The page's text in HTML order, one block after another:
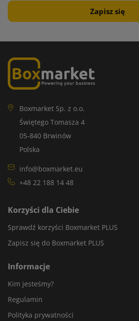
Boxmarket Sp. z o.o.
Świętego Tomasza 4
05-840 Brwinów
Polska
info@boxmarket.eu
+48 22 188 14 48
Korzyści dla Ciebie
Sprawdź korzyści Boxmarket PLUS
Zapisz się do Boxmarket PLUS
Informacje
Kim jesteśmy?
Regulamin
Polityka prywatności